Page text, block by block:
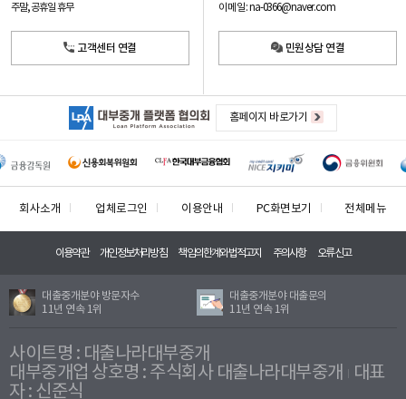
주말, 공휴일 휴무
고객센터 연결
이메일: na-0366@naver.com
민원상담 연결
홈페이지 바로가기
회사소개 업체로그인 이용안내 PC화면보기 전체메뉴
이용약관 개인정보처리방침 책임의한계와법적고지 주의사항 오류신고
대출중개분야 방문자수
11년 연속 1위
대출중개분야 대출문의
11년 연속 1위
사이트명 : 대출나라대부중개
대부중개업 상호명 : 주식회사 대출나라대부중개
대표
자 : 신준식